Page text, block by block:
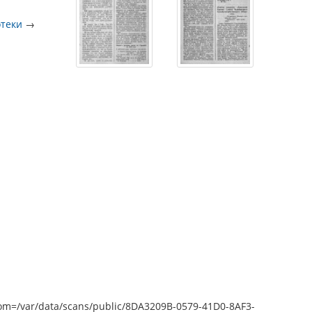
→
var/data/scans/public/8DA3209B-0579-41D0-8AF3-